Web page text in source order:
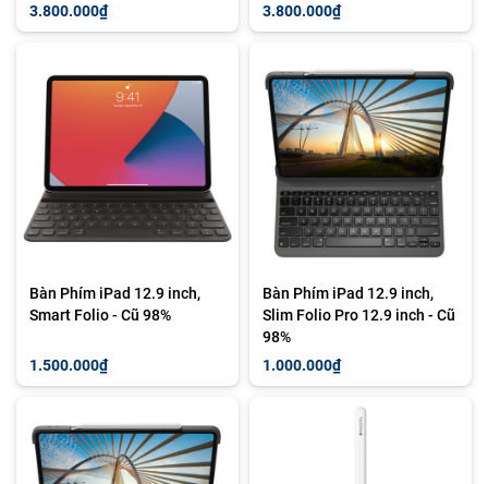
3.800.000₫
3.800.000₫
Bàn Phím iPad 12.9 inch,
Smart Folio - Cũ 98%
1.500.000₫
Bàn Phím iPad 12.9 inch,
Slim Folio Pro 12.9 inch - Cũ
98%
1.000.000₫